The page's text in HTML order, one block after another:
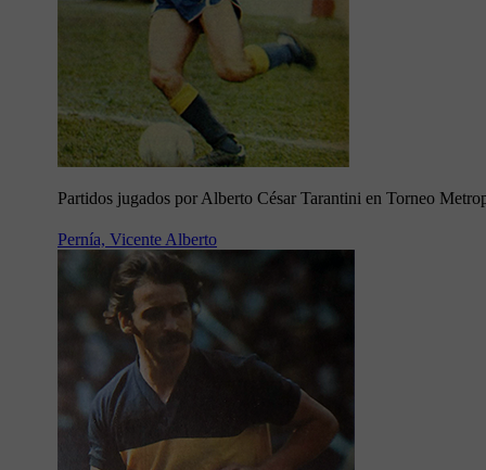
Partidos jugados por Alberto César Tarantini en Torneo
Pernía, Vicente Alberto